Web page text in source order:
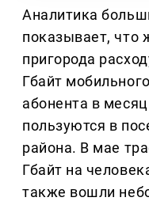
Аналитика
показывает, что
пригорода
Гбайт
абонента в
пользуются в
района. В мае
Гбайт на
также вошли